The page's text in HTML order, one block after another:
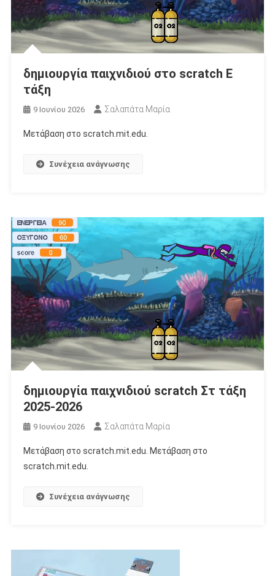
δημιουργία παιχνιδιού στο scratch E
τάξη
9 Ιουνίου 2026 Σαλαπάτα Μαρία
Μετάβαση στο scratch.mit.edu.
Συνέχεια ανάγνωσης
δημιουργία παιχνιδιού scratch Στ τάξη
2025-2026
9 Ιουνίου 2026 Σαλαπάτα Μαρία
Μετάβαση στο scratch.mit.edu. Μετάβαση στο
scratch.mit.edu.
Συνέχεια ανάγνωσης